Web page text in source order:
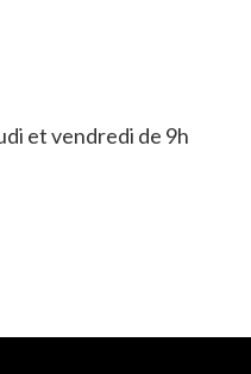
et vendredi de 9h